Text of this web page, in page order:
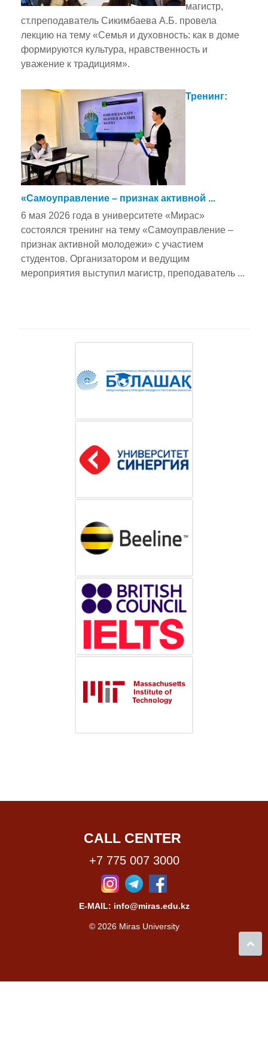
магистр,
ст.преподаватель Сикимбаева А.Б. провела
лекцию на тему «Семья и духовность: как в доме
формируются культура, нравственность и
уважение к традициям».
Тренинг:
«Самоуправление – признак активной ...
6 мая 2026 года в университете «Мирас»
состоялся тренинг на тему «Самоуправление –
признак активной молодежи» с участием
студентов. Организатором и ведущим
мероприятия выступил магистр, преподаватель ...
CALL CENTER
+7 775 007 3000
E-MAIL: info@miras.edu.kz
© 2026 Miras University